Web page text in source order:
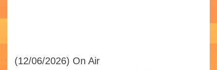
(12/06/2026) On Air